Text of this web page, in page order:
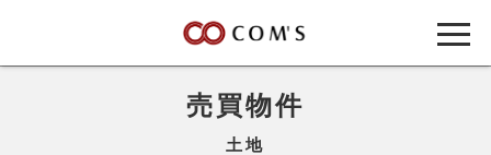
売買物件
土地